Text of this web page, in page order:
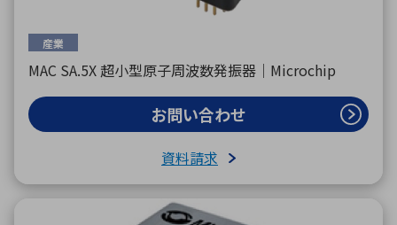
産業
MAC SA.5X 超小型原子周波数発振器｜Microchip
お問い合わせ
資料請求